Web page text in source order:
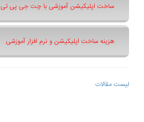
ساخت اپلیکیشن آموزشی با چت جی پی تی
هزینه ساخت اپلیکیشن و نرم افزار آموزشی
لیست مقالات